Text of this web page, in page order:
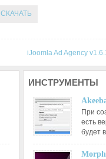
СКАЧАТЬ
iJoomla Ad Agency
ИНСТРУМЕНТЫ
При
есть
будет